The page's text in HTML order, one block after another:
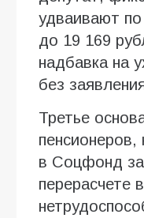
удваивают
до 19 169
надбавка на
без
Третье
в Соцфонд
перерасчете